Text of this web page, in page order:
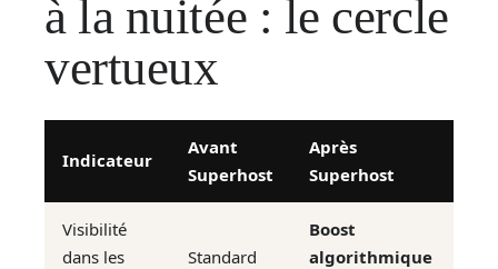
à la nuitée : le cercle
vertueux
Indicateur
Avant
Superhost
Après
Superhost
Visibilité
dans les
Standard
Boost
algorithmique